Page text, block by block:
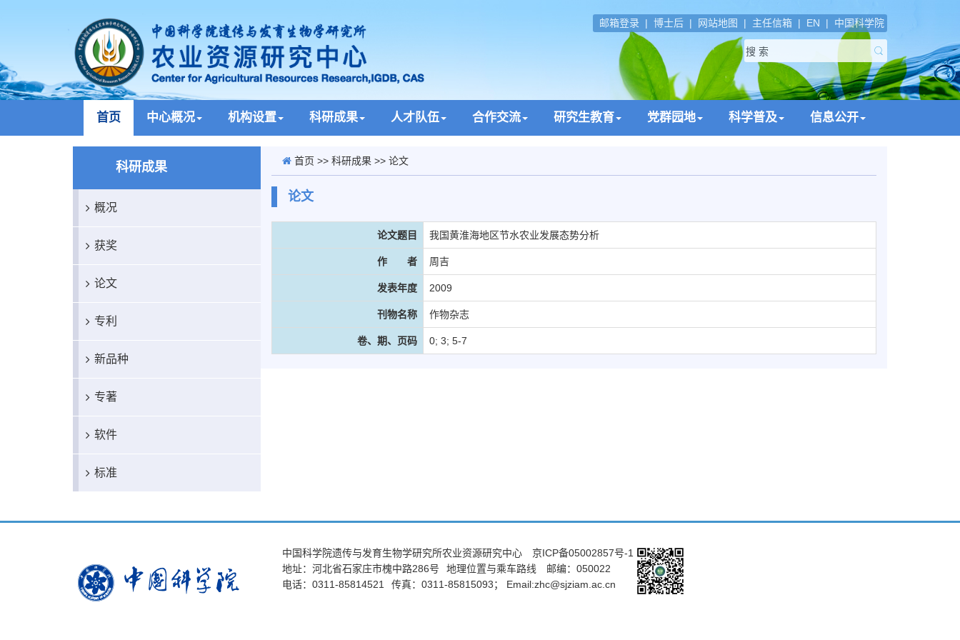
邮箱登录 | 博士后 | 网站地图 | 主任信箱 | EN | 中国科学院
首页 中心概况 机构设置 科研成果 人才队伍 合作交流 研究生教育 党群园地 科学普及 信息公开
科研成果
概况
获奖
论文
专利
新品种
专著
软件
标准
首页 >> 科研成果>> 论文
论文
论文题目 我国黄淮海地区节水农业发展态势分析
作 者 周吉
发表年度 2009
刊物名称 作物杂志
卷、期、页码 0; 3; 5-7
中国科学院遗传与发育生物学研究所农业资源研究中心
京ICP备05002857号-1
地址：河北省石家庄市槐中路286号
地理位置与乘车路线
邮编：050022
电话：0311-85814521
传真：0311-85815093； Email:zhc@sjziam.ac.cn